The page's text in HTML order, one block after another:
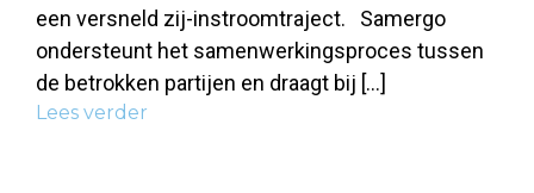
een versneld zij-instroomtraject. Samergo
ondersteunt het samenwerkingsproces tussen
de betrokken partijen en draagt bij […]
Lees verder